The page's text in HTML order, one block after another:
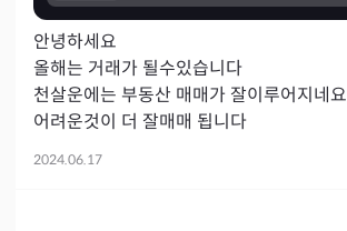
안녕하세요
올해는 거래가 될수있습니다
천살운에는 부동산 매매가 잘이루어지네요
어려운것이 더 잘매매 됩니다
2024.06.17